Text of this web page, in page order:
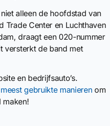
alleen de hoofdstad van
Trade Center en Luchthaven
draagt een 020-nummer
versterkt de band met
en bedrijfsauto’s.
gebruikte manierenom
maken!